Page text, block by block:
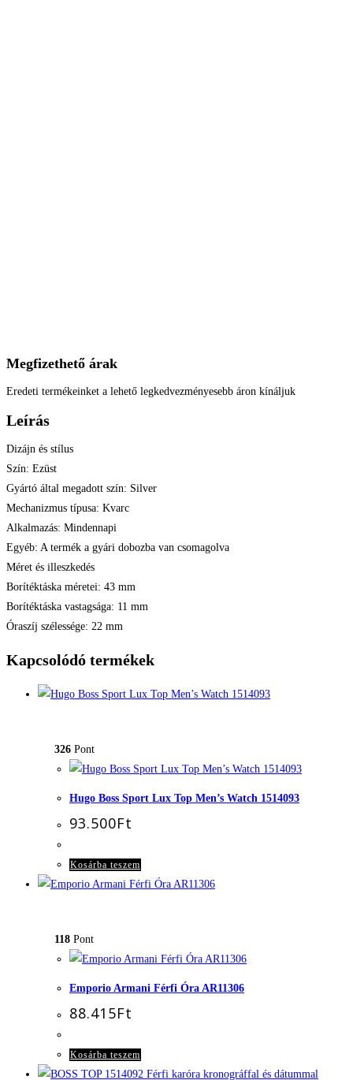
Megfizethető árak
Eredeti termékeinket a lehető legkedvezményesebb áron kínáljuk
Leírás
Dizájn és stílus
Szín: Ezüst
Gyártó által megadott szín: Silver
Mechanizmus típusa: Kvarc
Alkalmazás: Mindennapi
Egyéb: A termék a gyári dobozba van csomagolva
Méret és illeszkedés
Borítéktáska méretei: 43 mm
Borítéktáska vastagsága: 11 mm
Óraszíj szélessége: 22 mm
Kapcsolódó termékek
326 Pont
Hugo Boss Sport Lux Top Men’s Watch 1514093
93.500Ft
Kosárba teszem
118 Pont
Emporio Armani Férfi Óra AR11306
88.415Ft
Kosárba teszem